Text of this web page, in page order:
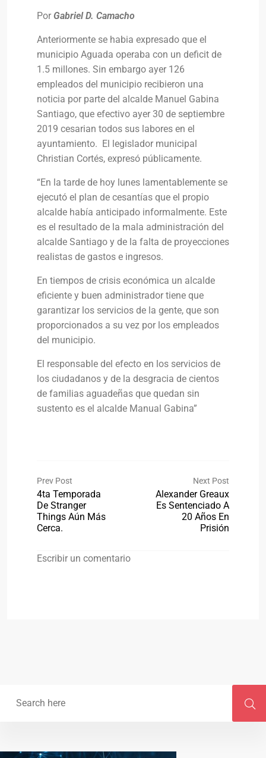
Por Gabriel D. Camacho
Anteriormente se habia expresado que el
municipio Aguada operaba con un deficit de
1.5 millones. Sin embargo ayer 126
empleados del municipio recibieron una
noticia por parte del alcalde Manuel Gabina
Santiago, que efectivo ayer 30 de septiembre
2019 cesarian todos sus labores en el
ayuntamiento. El legislador municipal
Christian Cortés, expresó públicamente.
“En la tarde de hoy lunes lamentablemente se
ejecutó el plan de cesantías que el propio
alcalde había anticipado informalmente. Este
es el resultado de la mala administración del
alcalde Santiago y de la falta de proyecciones
realistas de gastos e ingresos.
En tiempos de crisis económica un alcalde
eficiente y buen administrador tiene que
garantizar los servicios de la gente, que son
proporcionados a su vez por los empleados
del municipio.
El responsable del efecto en los servicios de
los ciudadanos y de la desgracia de cientos
de familias aguadeñas que quedan sin
sustento es el alcalde Manual Gabina”
Prev Post
4ta Temporada
De Stranger
Things Aún Más
Cerca.
Next Post
Alexander Greaux
Es Sentenciado A
20 Años En
Prisión
Escribir un comentario